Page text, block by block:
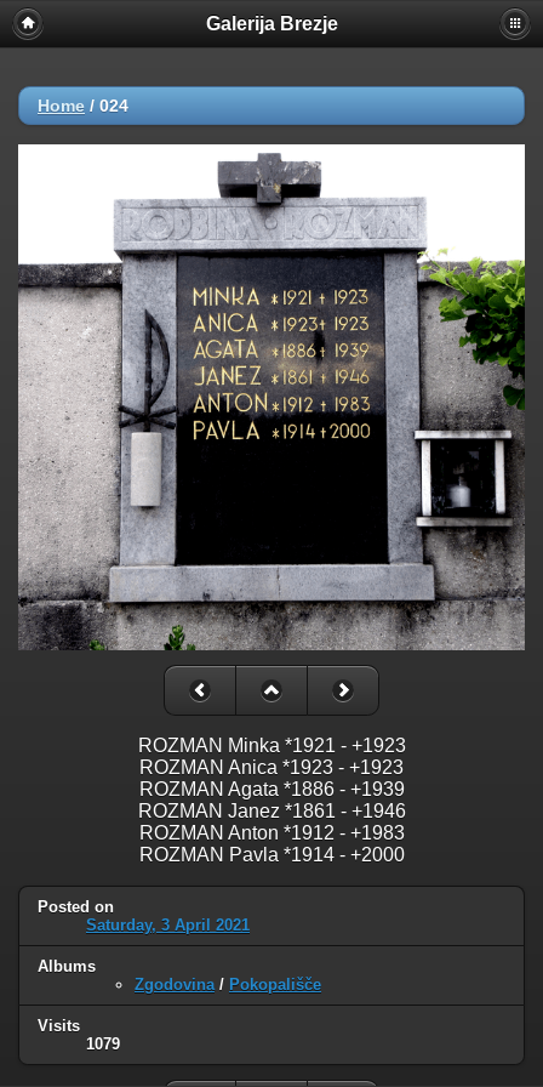
Galerija Brezje
Home / 024
ROZMAN Minka *1921 - +1923
ROZMAN Anica *1923 - +1923
ROZMAN Agata *1886 - +1939
ROZMAN Janez *1861 - +1946
ROZMAN Anton *1912 - +1983
ROZMAN Pavla *1914 - +2000
Posted on
Saturday, 3 April 2021
Albums
Zgodovina / Pokopališče
Visits
1079